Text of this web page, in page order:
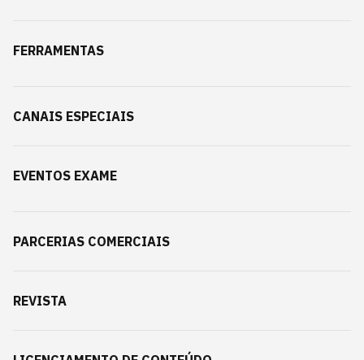
FERRAMENTAS
CANAIS ESPECIAIS
EVENTOS EXAME
PARCERIAS COMERCIAIS
REVISTA